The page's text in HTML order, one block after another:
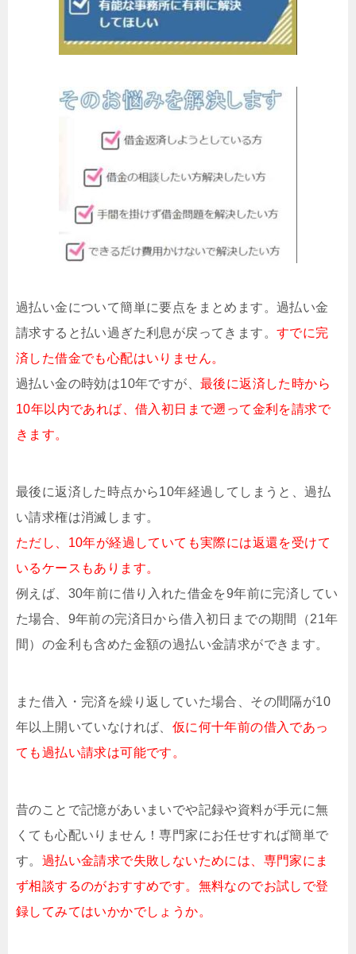
過払い金について簡単に要点をまとめます。過払い金
請求すると払い過ぎた利息が戻ってきます。 すでに完
済した借金でも心配はいりません。
過払い金の時効は10年ですが、 最後に返済した時から
10年以内であれば、借入初日まで遡って金利を請求で
きます。
最後に返済した時点から10年経過してしまうと、過払
い請求権は消滅します。
ただし、10年が経過していても実際には返還を受けて
いるケースもあります。
例えば、30年前に借り入れた借金を9年前に完済してい
た場合、9年前の完済日から借入初日までの期間（21年
間）の金利も含めた金額の過払い金請求ができます。
また借入・完済を繰り返していた場合、その間隔が10
年以上開いていなければ、 仮に何十年前の借入であっ
ても過払い請求は可能です。
昔のことで記憶があいまいでや記録や資料が手元に無
くても心配いりません！専門家にお任せすれば簡単で
す。 過払い金請求で失敗しないためには、専門家にま
ず相談するのがおすすめです。無料なのでお試しで登
録してみてはいかかでしょうか。